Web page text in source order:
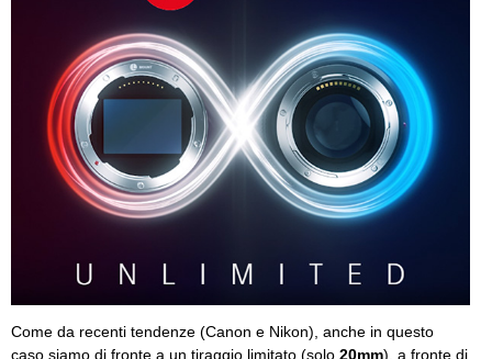
Come da recenti tendenze (Canon e Nikon), anche in questo
caso siamo di fronte a un tiraggio limitato (solo 20mm), a fronte di